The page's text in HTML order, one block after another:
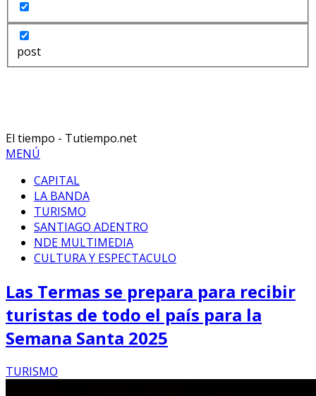
post
El tiempo - Tutiempo.net
MENÚ
CAPITAL
LA BANDA
TURISMO
SANTIAGO ADENTRO
NDE MULTIMEDIA
CULTURA Y ESPECTACULO
Las Termas se prepara para recibir
turistas de todo el país para la
Semana Santa 2025
TURISMO